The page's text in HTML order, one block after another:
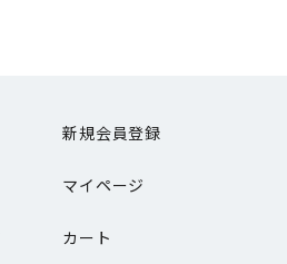
新規会員登録
マイページ
カート